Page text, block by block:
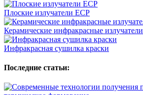
Плоские излучатели ECP
Керамические инфракрасные
Инфракрасная сушилка краски
Последние статьи: